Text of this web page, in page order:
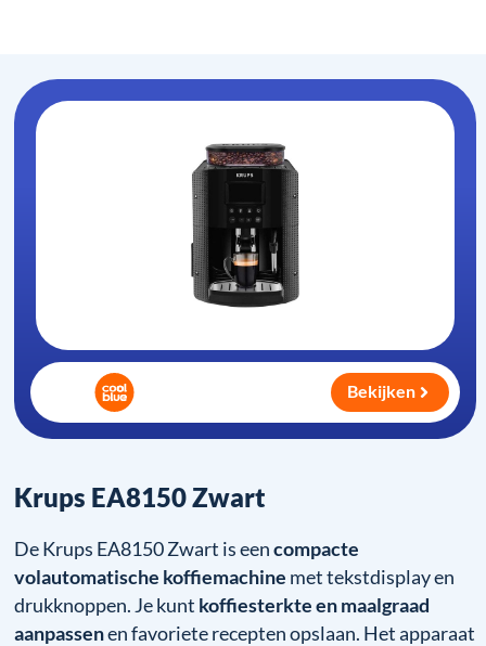
Krups EA8150 Zwart
De Krups EA8150 Zwart is eencompacte
volautomatische koffiemachine met tekstdisplay en
drukknoppen. Je kunt koffiesterkte en maalgraad
aanpassenen favoriete recepten opslaan. Het apparaat
Bekijken